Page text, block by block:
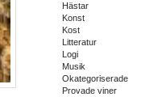
Hästar
Konst
Kost
Litteratur
Logi
Musik
Okategoriserade
Provade viner